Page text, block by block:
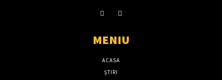
MENIU
ACASA
ȘTIRI